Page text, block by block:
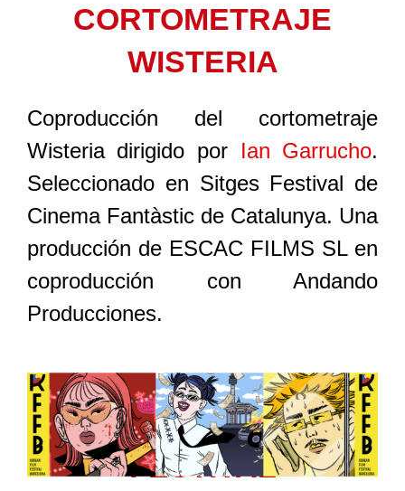
CORTOMETRAJE
WISTERIA
Coproducción del cortometraje
Wisteria dirigido por Ian Garrucho.
Seleccionado en Sitges Festival de
Cinema Fantàstic de Catalunya. Una
producción de ESCAC FILMS SL en
coproducción con Andando
Producciones.
KOREAN FILM
FESTIVAL